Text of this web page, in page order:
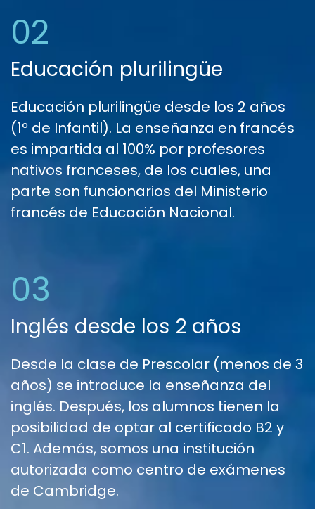
02
Educación plurilingüe
Educación plurilingüe desde los 2 años
(1º de Infantil). La enseñanza en francés
es impartida al 100% por profesores
nativos franceses, de los cuales, una
parte son funcionarios del Ministerio
francés de Educación Nacional.
03
Inglés desde los 2 años
Desde la clase de Prescolar (menos de 3
años) se introduce la enseñanza del
inglés. Después, los alumnos tienen la
posibilidad de optar al certificado B2 y
C1. Además, somos una institución
autorizada como centro de exámenes
de Cambridge.